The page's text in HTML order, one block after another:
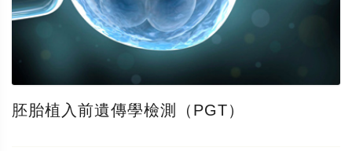
胚胎植入前遺傳學檢測（PGT）